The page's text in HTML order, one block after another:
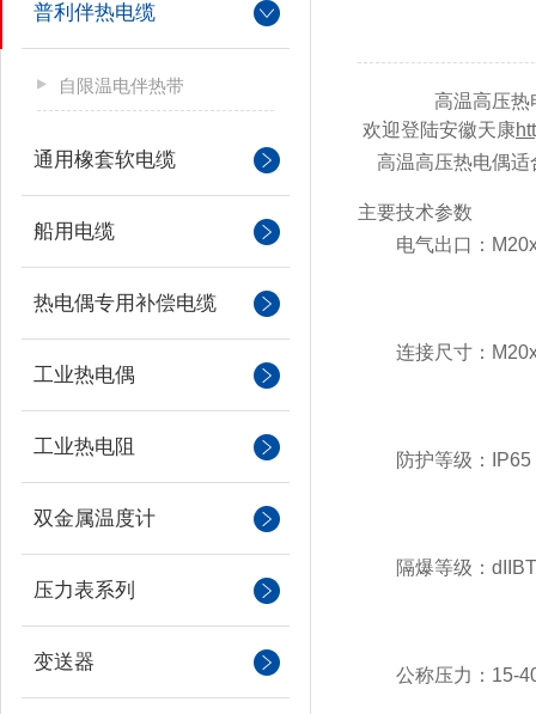
普利伴热电缆
自限温电伴热带
通用橡套软电缆
船用电缆
热电偶专用补偿电缆
工业热电偶
工业热电阻
双金属温度计
压力表系列
变送器
高温高压热
欢迎登陆安徽天康
高温高压热电偶适
主要技术参数
电气出口：
连接尺寸：
防护等级：IP65
隔爆等级：
公称压力：15-